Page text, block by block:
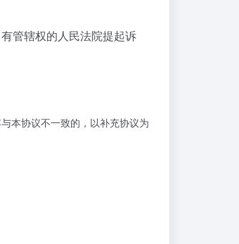
管辖权的人民法院提起诉
本协议不一致的，以补充协议为